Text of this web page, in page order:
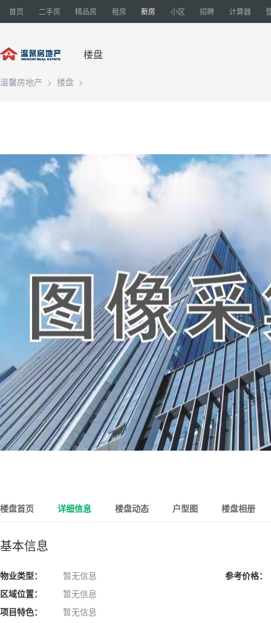
首页 二手房 精品房 租房 新房 小区 招聘 计算器
楼盘
温馨房地产 > 楼盘 >
楼盘首页 详细信息 楼盘动态 户型图 楼盘相册
基本信息
物业类型： 暂无信息
参考价格：
区域位置：
暂无信息
项目特色：
暂无信息